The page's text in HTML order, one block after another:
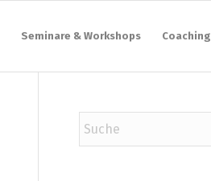
Seminare & Workshops Coaching